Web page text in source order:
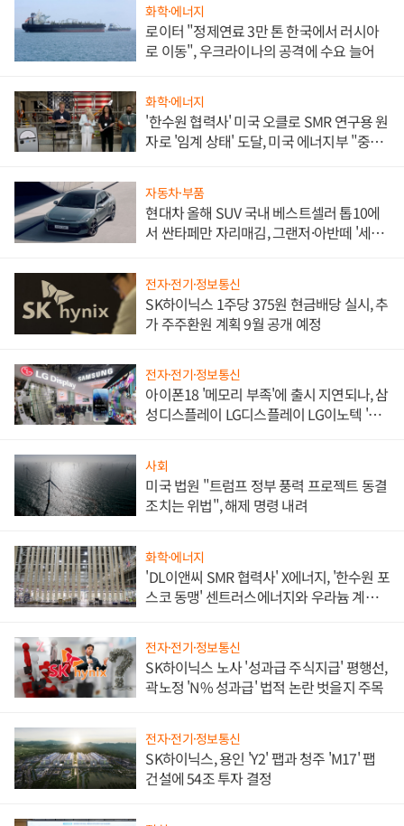
화학·에너지
로이터 "정제연료 3만 톤 한국에서 러시아
로 이동", 우크라이나의 공격에 수요 늘어
화학·에너지
'한수원 협력사' 미국 오클로 SMR 연구용 원
자로 '임계 상태' 도달, 미국 에너지부 "중요
자동차·부품
현대차 올해 SUV 국내 베스트셀러 톱10에
서 싼타페만 자리매김, 그랜저·아반떼 '세단
전자·전기·정보통신
SK하이닉스 1주당 375원 현금배당 실시, 추
가 주주환원 계획 9월 공개 예정
전자·전기·정보통신
아이폰18 '메모리 부족'에 출시 지연되나, 삼
성디스플레이 LG디스플레이 LG이노텍 '탈
사회
미국 법원 "트럼프 정부 풍력 프로젝트 동결
조치는 위법", 해제 명령 내려
화학·에너지
'DL이앤씨 SMR 협력사' X에너지, '한수원 포
스코 동맹' 센트러스에너지와 우라늄 계약
전자·전기·정보통신
SK하이닉스 노사 '성과급 주식지급' 평행선,
곽노정 'N% 성과급' 법적 논란 벗을지 주목
전자·전기·정보통신
SK하이닉스, 용인 'Y2' 팹과 청주 'M17' 팹
건설에 54조 투자 결정